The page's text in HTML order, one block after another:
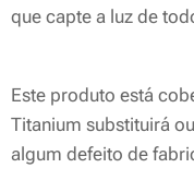
que capte a luz de
Este produto está
Titanium substituirá
algum defeito de